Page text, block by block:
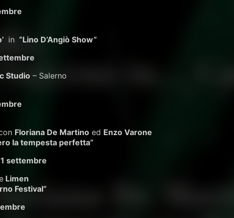
in “Lino D’Angiò Show”
Studio– Salerno
Floriana De Martinoed Enzo Varone
la tempesta perfetta”
settembre
Limen
Festival”